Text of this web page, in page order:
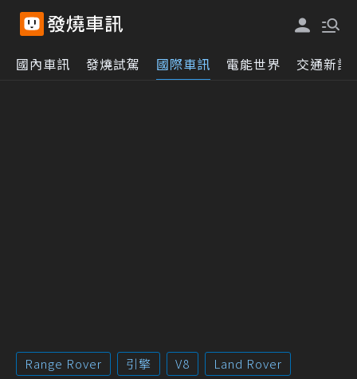
國內車訊 發燒試駕 國際車訊 電能世界 交通新訊
Range Rover 引擎 V8
Land Rover